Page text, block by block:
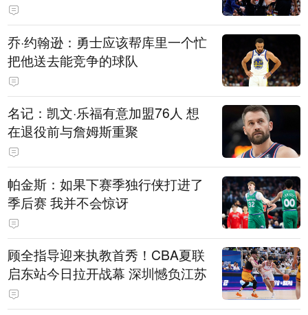
乔·约翰逊：勇士应该帮库里一个忙
把他送去能竞争的球队
名记：凯文·乐福有意加盟76人 想
在退役前与詹姆斯重聚
帕金斯：如果下赛季独行侠打进了
季后赛 我并不会惊讶
顾全指导迎来执教首秀！CBA夏联
启东站今日拉开战幕 深圳憾负江苏